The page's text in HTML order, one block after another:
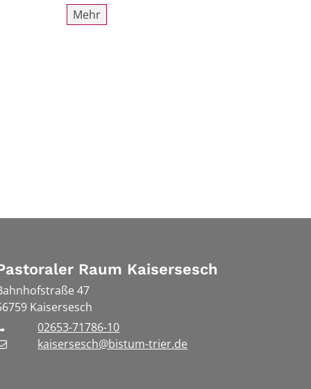
Mehr
Raum Kaisersesch
47
Kaisersesch
02653-71786-10
kaisersesch@bistum-trier.de